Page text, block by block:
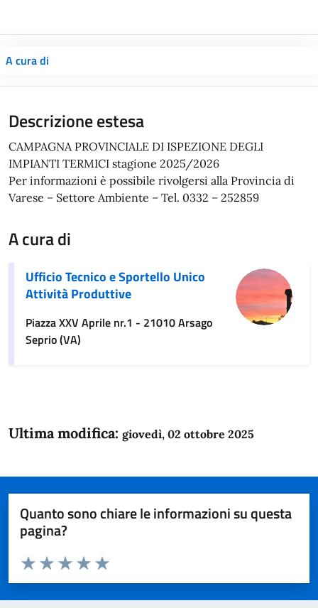
A cura di
Descrizione estesa
CAMPAGNA PROVINCIALE DI ISPEZIONE DEGLI
IMPIANTI TERMICI stagione 2025/2026
Per informazioni è possibile rivolgersi alla Provincia di
Varese – Settore Ambiente – Tel. 0332 – 252859
A cura di
Ufficio Tecnico e Sportello Unico
Attività Produttive
Piazza XXV Aprile nr.1 - 21010 Arsago
Seprio (VA)
Ultima modifica: giovedì, 02 ottobre 2025
Quanto sono chiare le informazioni su questa
pagina?
Domanda
Valuta da 1 a 5 stelle la pagina
Valuta 5 stelle su 5
Valuta 4 stelle su 5
Valuta 3 stelle su 5
Valuta 2 stelle su 5
Valuta 1 stelle su 5